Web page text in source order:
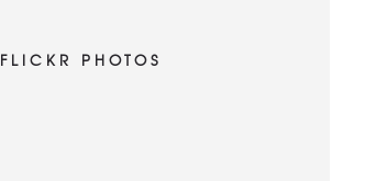
FLICKR PHOTOS